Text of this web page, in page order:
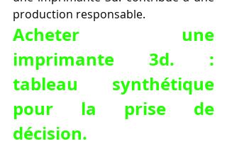
production responsable.
Acheter une
imprimante 3d. :
tableau synthétique
pour la prise de
décision.